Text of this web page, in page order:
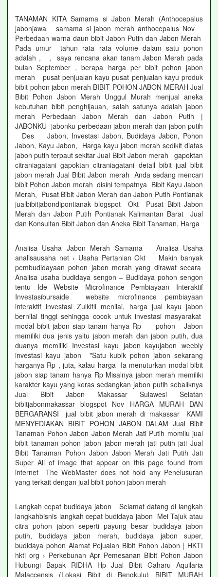
TANAMAN KITA Samama si Jabon Merah (Anthocepalus
jabonjawa samama si jabon merah anthocepalus Nov
Perbedaan warna daun bibit Jabon Putih dan Jabon Merah
Pada umur tahun rata rata volume dalam satu pohon
adalah , , saya rencana akan tanam Jabon Merah pada
bulan September , berapa harga per bibit pohon jabon
merah pusat penjualan kayu pusat penjualan kayu produk
bibit pohon jabon merah BIBIT POHON JABON MERAH Jual
Bibit Pohon Jabon Merah Unggul Murah menjual aneka
kebutuhan bibit penghijauan, salah satunya adalah jabon
merah Perbedaan Jabon Merah dan Jabon Putih |
JABONKU jabonku perbedaan jabon merah dan jabon putih
Des Jabon, Investasi Jabon, Budidaya Jabon, Pohon
Jabon, Kayu Jabon, Harga kayu jabon merah sedikit diatas
jabon putih terpaut sekitar Jual Bibit Jabon merah gapoktan
citraniagatani gapoktan citraniagatani detail_bibit jual bibit
jabon merah Jual Bibit Jabon merah Anda sedang mencari
bibit Pohon Jabon merah disini tempatnya Bibit Kayu Jabon
Merah, Pusat Bibit Jabon Merah dan Jabon Putih Pontianak
jualbibitjabondipontianak blogspot Okt Pusat Bibit Jabon
Merah dan Jabon Putih Pontianak Kalimantan Barat Jual
dan Konsultan Bibit Jabon dan Aneka Bibit Tanaman, Harga
Analisa Usaha Jabon Merah Samama Analisa Usaha
analisausaha net › Usaha Pertanian Okt Makin banyak
pembudidayaan pohon jabon merah yang dirawat secara
Analisa usaha budidaya sengon – Budidaya pohon sengon
tentu Ide Website Microfinance Pembiayaan Interaktif
Investasibursaide website microfinance pembiayaan
interaktif investasi Zulkifli menilai, harga jual kayu jabon
bernilai tinggi sehingga cocok untuk investasi masyarakat
modal bibit jabon siap tanam hanya Rp pohon Jabon
memiliki dua jenis yaitu jabon merah dan jabon putih, dua
duanya memiliki Investasi kayu jabon kayujabon weebly
investasi kayu jabon "Satu kubik pohon jabon sekarang
harganya Rp , juta, kalau harga Ia menuturkan modal bibit
jabon siap tanam hanya Rp Misalnya jabon merah memiliki
karakter kayu yang keras sedangkan jabon putih sebaliknya
Jual Bibit Jabon Makassar Sulawesi Selatan
bibitjabonmakassar blogspot Nov HARGA MURAH DAN
BERGARANSI jual bibit jabon merah di makassar KAMI
MENYEDIAKAN BIBIT POHON JABON DALAM Jual Bibit
Tanaman Pohon Jabon Jabon Merah Jati Putih momilu jual
bibit tanaman pohon jabon jabon merah jati putih jati Jual
Bibit Tanaman Pohon Jabon Jabon Merah Jati Putih Jati
Super All of image that appear on this page found from
internet The WebMaster does not hold any Penelusuran
yang terkait dengan jual bibit pohon jabon merah
Langkah cepat budidaya jabon Selamat datang di langkah
langkahbisnis langkah cepat budidaya jabon Mei Tajuk atau
citra pohon jabon seperti payung besar budidaya jabon
putih, budidaya jabon merah, budidaya jabon super,
budidaya pohon Alamat Pejualan Bibit Pohon Jabon | HKTI
hkti org › Perkebunan Apr Pemesanan Bibit Pohon Jabon
Hubungi Bapak RIDHA Hp Jual Bibit Gaharu Aquilaria
Malaccensis (Lokasi Bibit di Bengkulu) BIBIT MURAH